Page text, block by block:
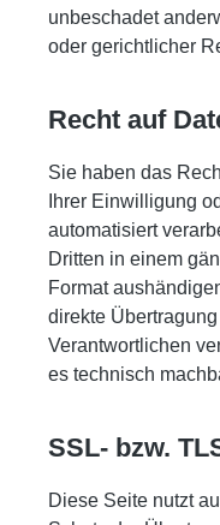
unbeschadet
oder gerichtlicher
Recht auf
Sie haben das
Ihrer Einwilligung
automatisiert
Dritten in einem
Format
direkte
Verantwortlichen
es technisch
SSL- bzw.
Diese Seite nutzt